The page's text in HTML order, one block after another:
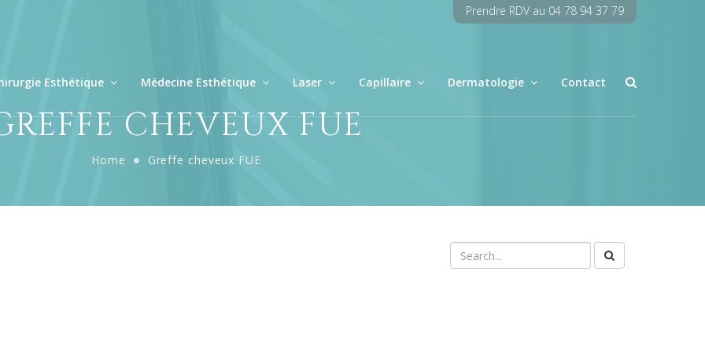
Esthétique Médecine Esthétique Laser Capillaire Dermatologie Contact
Prendre RDV au 04 78 94 37 79
CHEVEUX FUE
Home Greffe cheveux FUE